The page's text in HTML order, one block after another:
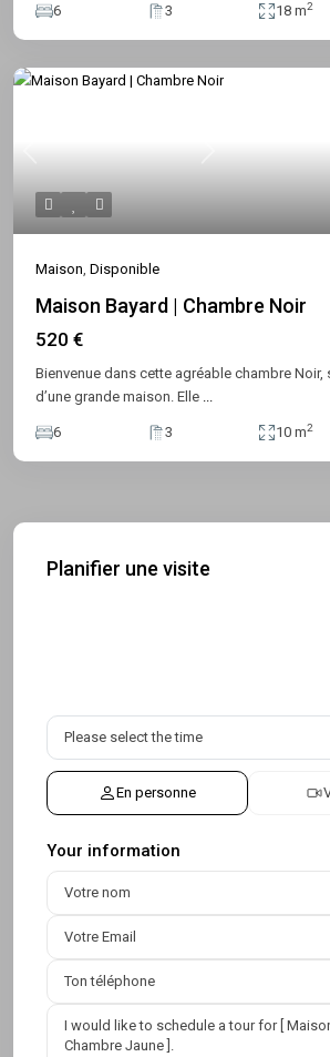
6 3 18 m2
Previous Next
Maison Disponible
Maison Bayard | Chambre Noir
520 €
Bienvenue dans cette agréable chambre Noir,
d’une grande maison. Elle
6 3 10 m2
Planifier une visite
En personne
Your information